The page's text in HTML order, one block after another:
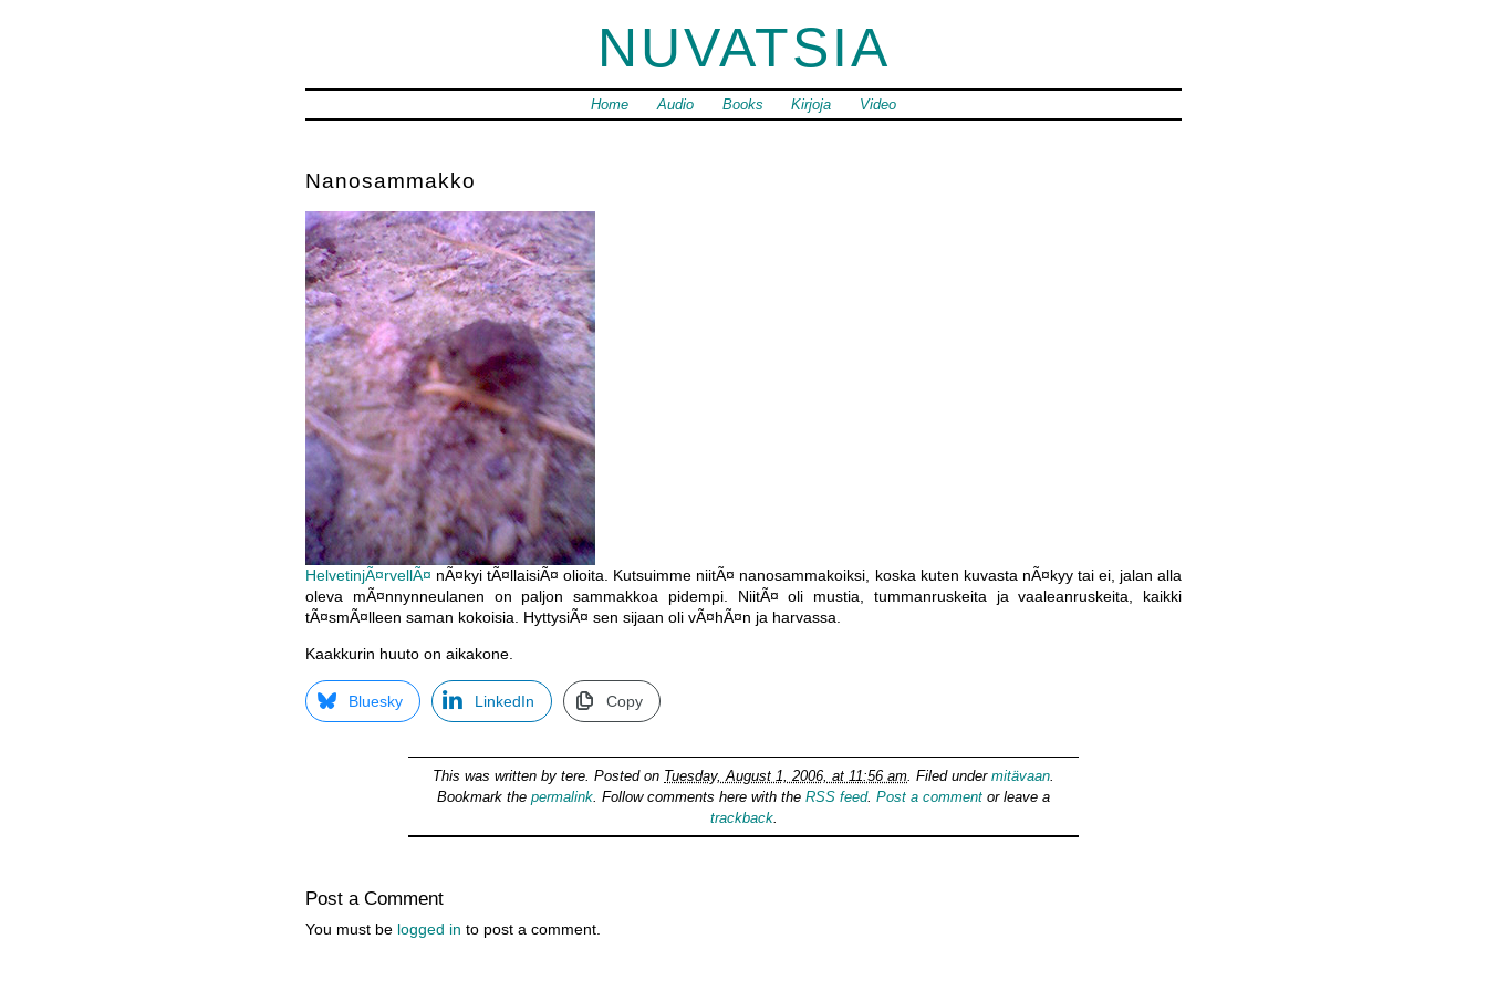
NUVATSIA
Home Audio Books Kirjoja Video
Nanosammakko
HelvetinjÃ¤rvellÃ¤ nÃ¤kyi tÃ¤llaisiÃ¤ olioita. Kutsuimme niitÃ¤ nanosammakoiksi, koska kuten kuvasta nÃ¤kyy tai ei, jalan alla
oleva mÃ¤nnynneulanen on paljon sammakkoa pidempi. NiitÃ¤ oli mustia, tummanruskeita ja vaaleanruskeita, kaikki
tÃ¤smÃ¤lleen saman kokoisia. HyttysiÃ¤ sen sijaan oli vÃ¤hÃ¤n ja harvassa.
Kaakkurin huuto on aikakone.
Bluesky LinkedIn Copy
This was written by tere . Posted on Tuesday, August 1, 2006, at 11:56 am . Filed under mitävaan
Bookmark the permalink . Follow comments here with the RSS feed. Post a comment or leave a
trackback.
Post a Comment
You must be logged in to post a comment.